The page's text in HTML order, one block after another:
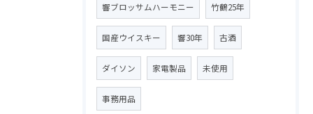
響ブロッサムハーモニー 竹鶴25年
国産ウイスキー 響30年 古酒
ダイソン 家電製品 未使用
事務用品